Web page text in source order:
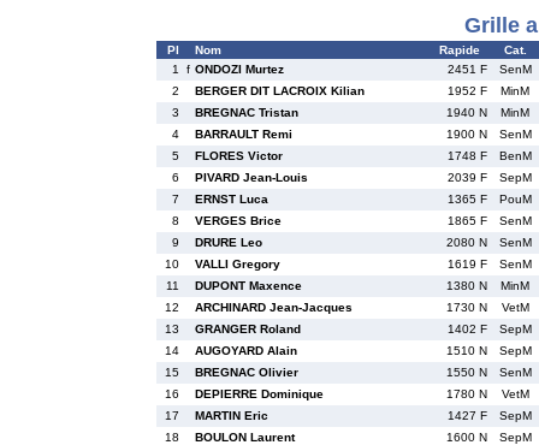
Grille
Pl Nom Rapide
Cat.
1
f ONDOZI Murtez 2451 F
SenM
2
BERGER DIT LACROIX Kilian 1952 F
MinM
3
BREGNAC Tristan 1940 N
MinM
4
BARRAULT Remi 1900 N
SenM
5
FLORES Victor 1748 F
BenM
6
PIVARD Jean-Louis 2039 F
SepM
7
ERNST Luca 1365 F
PouM
8
VERGES Brice 1865 F
SenM
9
DRURE Leo 2080 N
SenM
10
VALLI Gregory 1619 F
SenM
11
DUPONT Maxence 1380 N
MinM
12
ARCHINARD Jean-Jacques 1730 N
VetM
13
GRANGER Roland 1402 F
SepM
14
AUGOYARD Alain 1510 N
SepM
15
BREGNAC Olivier 1550 N
SenM
16
DEPIERRE Dominique 1780 N
VetM
17
MARTIN Eric 1427 F
SepM
18
BOULON Laurent 1600 N
SepM